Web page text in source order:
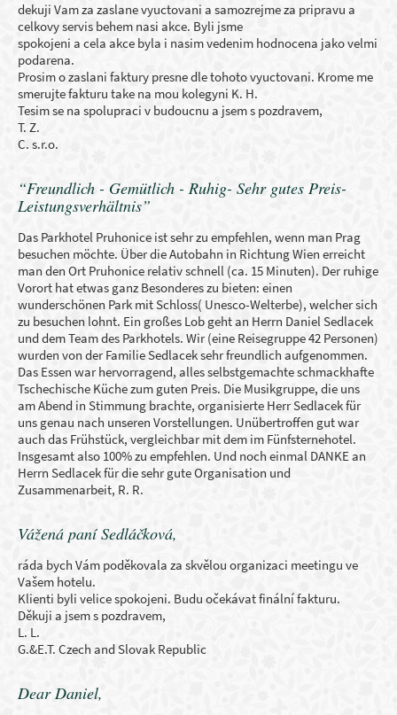
dekuji Vam za zaslane vyuctovani a samozrejme za pripravu a
celkovy servis behem nasi akce. Byli jsme
spokojeni a cela akce byla i nasim vedenim hodnocena jako velmi
podarena.
Prosim o zaslani faktury presne dle tohoto vyuctovani. Krome me
smerujte fakturu take na mou kolegyni K. H.
Tesim se na spolupraci v budoucnu a jsem s pozdravem,
T. Z.
C. s.r.o.
“Freundlich - Gemütlich - Ruhig- Sehr gutes Preis-
Leistungsverhältnis”
Das Parkhotel Pruhonice ist sehr zu empfehlen, wenn man Prag
besuchen möchte. Über die Autobahn in Richtung Wien erreicht
man den Ort Pruhonice relativ schnell (ca. 15 Minuten). Der ruhige
Vorort hat etwas ganz Besonderes zu bieten: einen
wunderschönen Park mit Schloss( Unesco-Welterbe), welcher sich
zu besuchen lohnt. Ein großes Lob geht an Herrn Daniel Sedlacek
und dem Team des Parkhotels. Wir (eine Reisegruppe 42 Personen)
wurden von der Familie Sedlacek sehr freundlich aufgenommen.
Das Essen war hervorragend, alles selbstgemachte schmackhafte
Tschechische Küche zum guten Preis. Die Musikgruppe, die uns
am Abend in Stimmung brachte, organisierte Herr Sedlacek für
uns genau nach unseren Vorstellungen. Unübertroffen gut war
auch das Frühstück, vergleichbar mit dem im Fünfsternehotel.
Insgesamt also 100% zu empfehlen. Und noch einmal DANKE an
Herrn Sedlacek für die sehr gute Organisation und
Zusammenarbeit, R. R.
Vážená paní Sedláčková,
ráda bych Vám poděkovala za skvělou organizaci meetingu ve
Vašem hotelu.
Klienti byli velice spokojeni. Budu očekávat finální fakturu.
Děkuji a jsem s pozdravem,
L. L.
G.&E.T. Czech and Slovak Republic
Dear Daniel,